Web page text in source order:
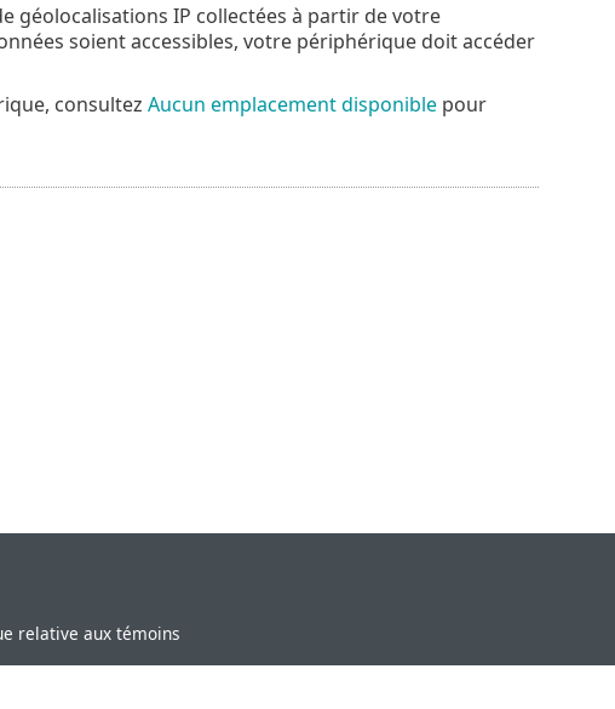
géolocalisations IP collectées à partir de votre
soient accessibles, votre périphérique doit accéder
consultez Aucun emplacement disponiblepour
relative aux témoins